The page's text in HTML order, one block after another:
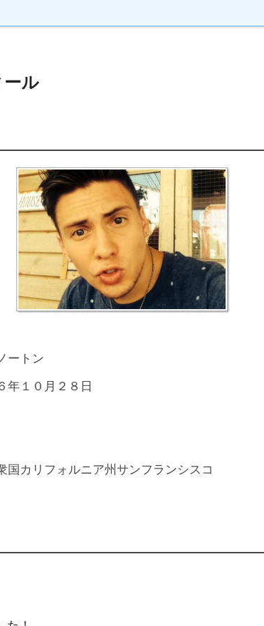
ル
ートン
１０月２８日
カリフォルニア州サンフランシスコ